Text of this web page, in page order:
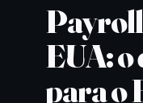
EUA:
para o